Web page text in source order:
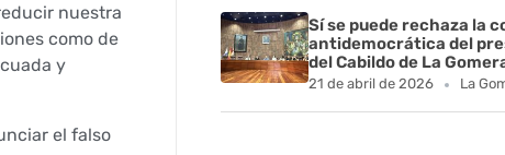
nuestra
como de
y
el falso
Sí se puede rechaza la
antidemocrática del
del Cabildo de La
21 de abril de 2026 La